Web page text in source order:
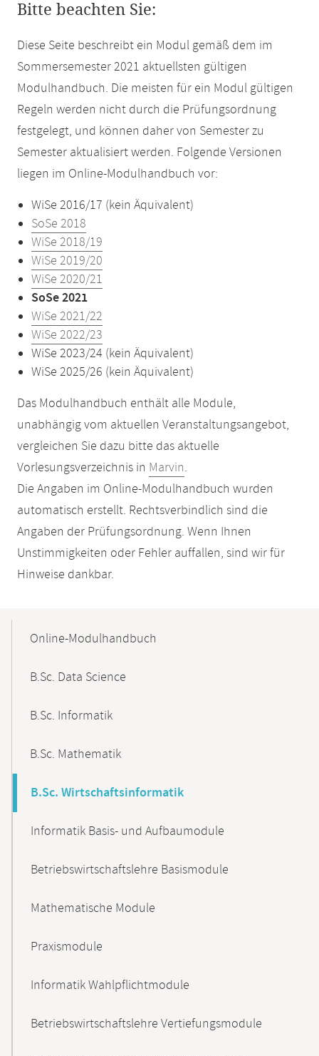
Bitte beachten Sie:
Diese Seite beschreibt ein Modul gemäß dem im
Sommersemester 2021 aktuellsten gültigen
Modulhandbuch. Die meisten für ein Modul gültigen
Regeln werden nicht durch die Prüfungsordnung
festgelegt, und können daher von Semester zu
Semester aktualisiert werden. Folgende Versionen
liegen im Online-Modulhandbuch vor:
WiSe 2016/17 (kein Äquivalent)
SoSe 2018
WiSe 2018/19
WiSe 2019/20
WiSe 2020/21
SoSe 2021
WiSe 2021/22
WiSe 2022/23
WiSe 2023/24 (kein Äquivalent)
WiSe 2025/26 (kein Äquivalent)
Das Modulhandbuch enthält alle Module,
unabhängig vom aktuellen Veranstaltungsangebot,
vergleichen Sie dazu bitte das aktuelle
Vorlesungsverzeichnis in Marvin.
Die Angaben im Online-Modulhandbuch wurden
automatisch erstellt. Rechtsverbindlich sind die
Angaben der Prüfungsordnung. Wenn Ihnen
Unstimmigkeiten oder Fehler auffallen, sind wir für
Hinweise dankbar.
NavigationOnline-Modulhandbuch
B.Sc. Data Science
B.Sc. Informatik
B.Sc. Mathematik
B.Sc. Wirtschaftsinformatik
Informatik Basis- und Aufbaumodule
Betriebswirtschaftslehre Basismodule
Mathematische Module
Praxismodule
Informatik Wahlpflichtmodule
Betriebswirtschaftslehre Vertiefungsmodule